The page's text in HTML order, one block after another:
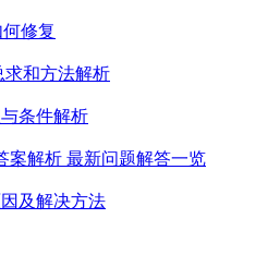
修复
求和方法解析
条件解析
案解析 最新问题解答一览
及解决方法